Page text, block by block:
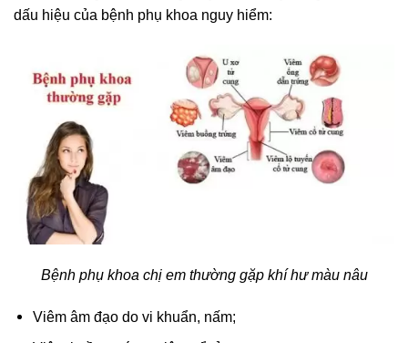
dấu hiệu của bệnh phụ khoa nguy hiểm:
Bệnh phụ khoa chị em thường gặp khí hư màu nâu
Viêm âm đạo do vi khuẩn, nấm;